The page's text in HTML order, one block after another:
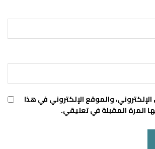
والموقع الإلكتروني في هذا
المرة المقبلة في تعليقي.